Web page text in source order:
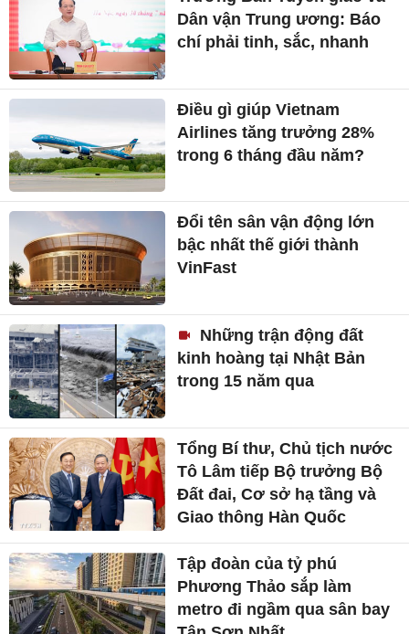
Dân vận Trung ương: Báo
chí phải tinh, sắc, nhanh
Điều gì giúp Vietnam
Airlines tăng trưởng 28%
trong 6 tháng đầu năm?
Đổi tên sân vận động lớn
bậc nhất thế giới thành
VinFast
Những trận động đất
kinh hoàng tại Nhật Bản
trong 15 năm qua
Tổng Bí thư, Chủ tịch nước
Tô Lâm tiếp Bộ trưởng Bộ
Đất đai, Cơ sở hạ tầng và
Giao thông Hàn Quốc
Tập đoàn của tỷ phú
Phương Thảo sắp làm
metro đi ngầm qua sân bay